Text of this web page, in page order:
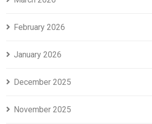
February 2026
January 2026
December 2025
November 2025